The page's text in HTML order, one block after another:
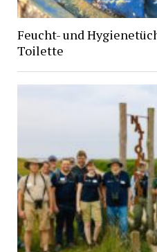
Feucht- und
Toilette